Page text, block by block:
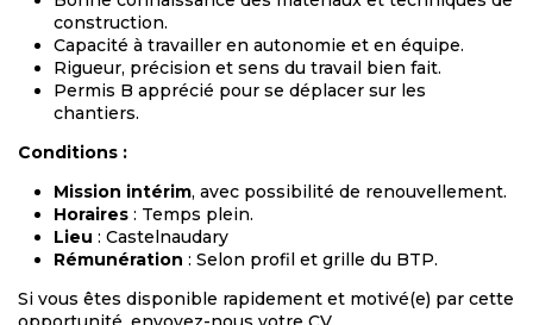
construction.
Capacité à travailler en autonomie et en équipe.
Rigueur, précision et sens du travail bien fait.
Permis B apprécié pour se déplacer sur les
chantiers.
Conditions :
Mission intérim, avec possibilité de renouvellement.
Horaires : Temps plein.
Lieu : Castelnaudary
Rémunération : Selon profil et grille du BTP.
Si vous êtes disponible rapidement et motivé(e) par cette